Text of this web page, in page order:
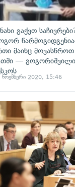
გაქვთ
მაინც
— გოგორიშვილი
ნოემბერი 2020, 15:46